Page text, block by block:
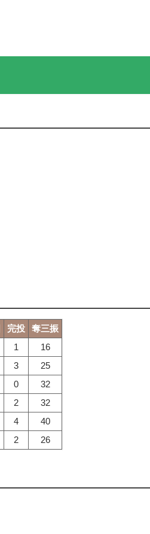
完投
奪三振
1
16
3
25
0
32
2
32
4
40
2 26